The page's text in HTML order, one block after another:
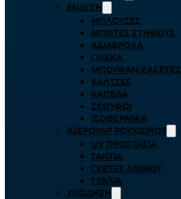
ΈΝΔΥΣΗ
ΜΠΛΟΎΖΕΣ
ΜΠΌΤΕΣ ΣΤΉΘΟΥΣ
ΑΔΙΆΒΡΟΧΑ
ΓΙΛΈΚΑ
ΜΠΟΥΦΆΝ-ΖΑΚΈΤΕΣ
ΚΆΛΤΣΕΣ
ΚΑΠΈΛΑ
ΣΚΟΎΦΟΙ
ΙΣΟΘΕΡΜΙΚΆ
ΑΞΕΡΟΥΆΡ ΡΟΥΧΙΣΜΟΎ
UV ΠΡΟΣΤΑΣΊΑ
ΓΆΝΤΙΑ
ΓΚΈΤΕΣ ΛΑΊΜΟΥ
ΓΥΑΛΙΆ
ΥΠΌΔΗΣΗ